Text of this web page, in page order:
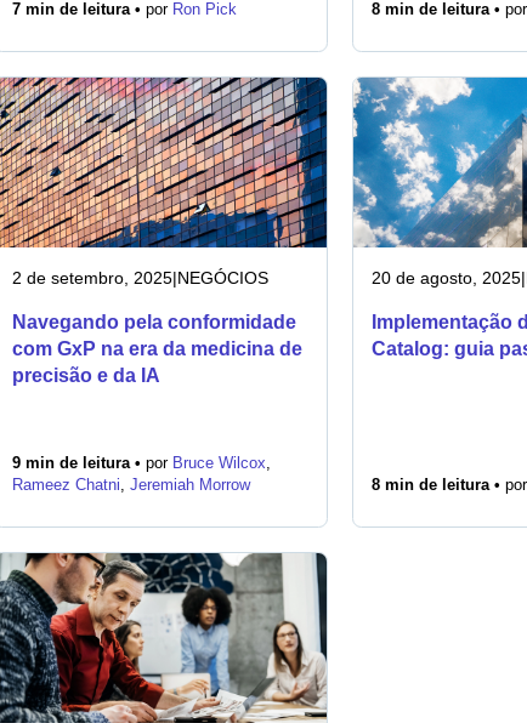
7 min de leitura • por Ron Pick 8 min de leitura • por
2 de setembro, 2025|NEGÓCIOS
Navegando pela conformidade
com GxP na era da medicina de
precisão e da IA
9 min de leitura • por Bruce Wilcox,
Rameez Chatni, Jeremiah Morrow
20 de agosto, 2025|
Implementação
Catalog: guia
8 min de leitura • por